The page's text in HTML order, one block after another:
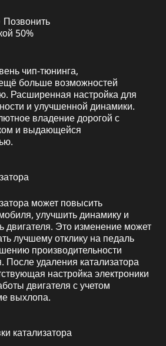
Позвонить
50%
чип-тюнинга,
больше возможностей
Расширенная настройка для
и улучшенной динамики.
владение дорогой с
и выдающейся
может повысить
улучшить динамику и
двигателя. Это изменение может
лучшему отклику на педаль
производительности
После удаления катализатора
настройка электроники
двигателя с учетом
выхлопа.
катализатора